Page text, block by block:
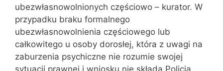
ubezwłasnowolnionych częściowo – kurator. W
przypadku braku formalnego
ubezwłasnowolnienia częściowego lub
całkowitego u osoby dorosłej, która z uwagi na
zaburzenia psychiczne nie rozumie swojej
sytuacji prawnej i wniosku nie składa Policja